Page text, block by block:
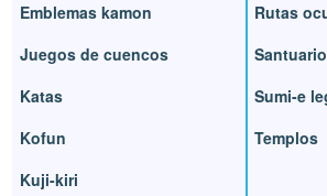
Emblemas kamon
Juegos de cuencos
Katas
Kofun
Kuji-kiri
Rutas
Sumi-e
Templos